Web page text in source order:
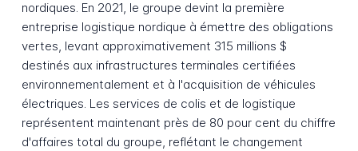
nordiques. En 2021, le groupe devint la première
entreprise logistique nordique à émettre des obligations
vertes, levant approximativement 315 millions $
destinés aux infrastructures terminales certifiées
environnementalement et à l'acquisition de véhicules
électriques. Les services de colis et de logistique
représentent maintenant près de 80 pour cent du chiffre
d'affaires total du groupe, reflétant le changement